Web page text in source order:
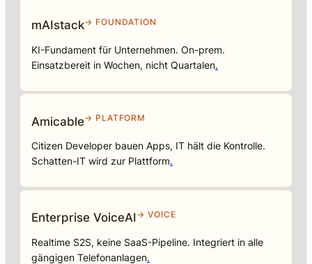
mAIstack→ FOUNDATION
KI-Fundament für Unternehmen. On-prem.
Einsatzbereit in Wochen, nicht Quartalen.
Amicable→ PLATFORM
Citizen Developer bauen Apps, IT hält die Kontrolle.
Schatten-IT wird zur Plattform.
Enterprise VoiceAI→ VOICE
Realtime S2S, keine SaaS-Pipeline. Integriert in alle
gängigen Telefonanlagen.